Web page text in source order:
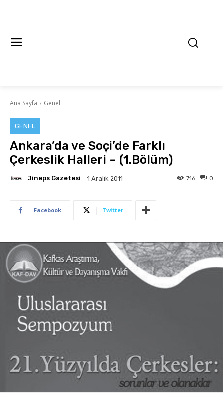
Ana Sayfa Genel
GENEL
Ankara’da ve Soçi’de Farklı
Çerkeslik Halleri – (1.Bölüm)
Jineps Gazetesi 1 Aralık 2011 0
716
Facebook Twitter